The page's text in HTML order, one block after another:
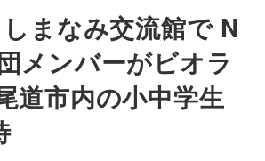
まなみ交流館で N
メンバーがビオラ
道市内の小中学生